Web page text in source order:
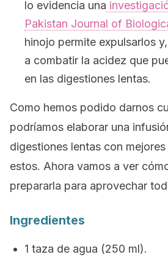
lo evidencia una
Pakistan Journal of
hinojo permite expulsarlos
a combatir la acidez que
en las digestiones lentas.
Como hemos podido darnos
podríamos elaborar una
digestiones lentas con
estos. Ahora vamos a ver
prepararla para aprovechar
Ingredientes
1 taza de agua (250 ml).